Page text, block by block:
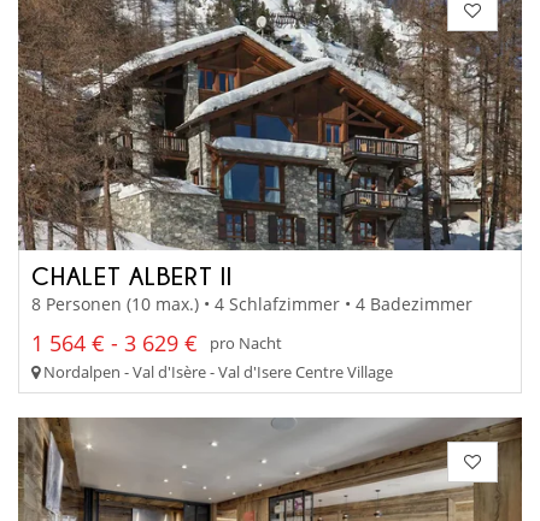
CHALET ALBERT II
8 Personen (10 max.) • 4 Schlafzimmer • 4 Badezimmer
1 564 € - 3 629 €
pro Nacht
Nordalpen - Val d'Isère - Val d'Isere Centre Village